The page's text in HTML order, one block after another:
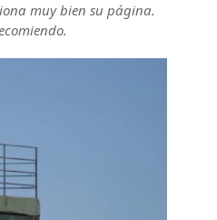
muy bien su página.